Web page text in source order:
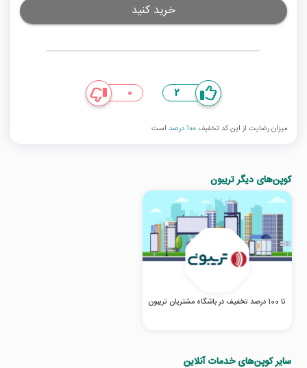
خرید کنید
2
0
میزان رضایت از این کد تخفیف 100 درصد است
کوپن‌های دیگر تریبون
تا 100 درصد تخفیف در باشگاه مشتریان تریبون
سایر کوپن‌های خدمات آنلاین